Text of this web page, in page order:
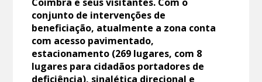
Coimbra e seus visitantes. Com o
conjunto de intervenções de
beneficiação, atualmente a zona conta
com acesso pavimentado,
estacionamento (269 lugares, com 8
lugares para cidadãos portadores de
deficiência), sinalética direcional e